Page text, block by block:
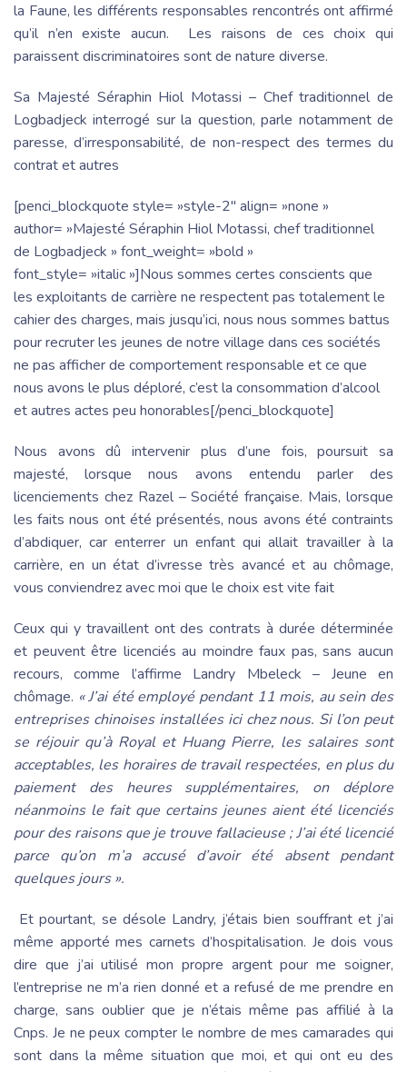
la Faune, les différents responsables rencontrés ont affirmé
qu’il n’en existe aucun. Les raisons de ces choix qui
paraissent discriminatoires sont de nature diverse.
Sa Majesté Séraphin Hiol Motassi – Chef traditionnel de
Logbadjeck interrogé sur la question, parle notamment de
paresse, d’irresponsabilité, de non-respect des termes du
contrat et autres
[penci_blockquote style= »style-2″ align= »none »
author= »Majesté Séraphin Hiol Motassi, chef traditionnel
de Logbadjeck » font_weight= »bold »
font_style= »italic »]Nous sommes certes conscients que
les exploitants de carrière ne respectent pas totalement le
cahier des charges, mais jusqu’ici, nous nous sommes battus
pour recruter les jeunes de notre village dans ces sociétés
ne pas afficher de comportement responsable et ce que
nous avons le plus déploré, c’est la consommation d’alcool
et autres actes peu honorables[/penci_blockquote]
Nous avons dû intervenir plus d’une fois, poursuit sa
majesté, lorsque nous avons entendu parler des
licenciements chez Razel – Société française. Mais, lorsque
les faits nous ont été présentés, nous avons été contraints
d’abdiquer, car enterrer un enfant qui allait travailler à la
carrière, en un état d’ivresse très avancé et au chômage,
vous conviendrez avec moi que le choix est vite fait
Ceux qui y travaillent ont des contrats à durée déterminée
et peuvent être licenciés au moindre faux pas, sans aucun
recours, comme l’affirme Landry Mbeleck – Jeune en
chômage. « J’ai été employé pendant 11 mois, au sein des
entreprises chinoises installées ici chez nous. Si l’on peut
se réjouir qu’à Royal et Huang Pierre, les salaires sont
acceptables, les horaires de travail respectées, en plus du
paiement des heures supplémentaires, on déplore
néanmoins le fait que certains jeunes aient été licenciés
pour des raisons que je trouve fallacieuse ; J’ai été licencié
parce qu’on m’a accusé d’avoir été absent pendant
quelques jours ».
Et pourtant, se désole Landry, j’étais bien souffrant et j’ai
même apporté mes carnets d’hospitalisation. Je dois vous
dire que j’ai utilisé mon propre argent pour me soigner,
l’entreprise ne m’a rien donné et a refusé de me prendre en
charge, sans oublier que je n’étais même pas affilié à la
Cnps. Je ne peux compter le nombre de mes camarades qui
sont dans la même situation que moi, et qui ont eu des